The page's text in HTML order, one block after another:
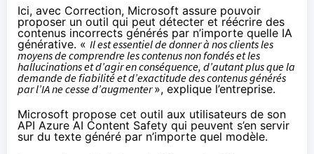
Ici, avec Correction, Microsoft assure pouvoir
proposer un outil qui peut détecter et réécrire des
contenus incorrects générés par n’importe quelle IA
générative. « Il est essentiel de donner à nos clients les
moyens de comprendre les contenus non fondés et les
hallucinations et d’agir en conséquence, d’autant plus que la
demande de fiabilité et d’exactitude des contenus générés
par l’IA ne cesse d’augmenter», explique l’entreprise.
Microsoft propose cet outil aux utilisateurs de son
API Azure AI Content Safety qui peuvent s’en servir
sur du texte généré par n’importe quel modèle.